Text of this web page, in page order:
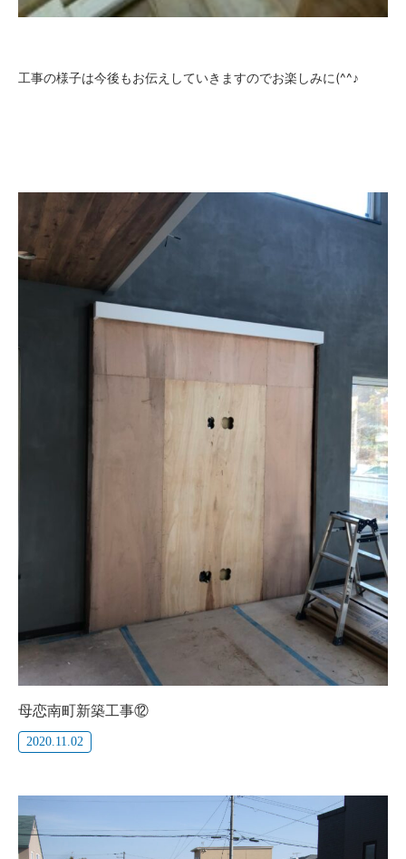
工事の様子は今後もお伝えしていきますのでお楽しみに(^^♪
母恋南町新築工事⑫
2020.11.02